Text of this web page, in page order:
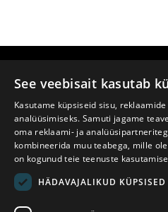
5555
See veebisait kasutab
Kasutame küpsiseid sisu,
analüüsimiseks. Samuti jagame
oma reklaami- ja
kombineerida muu teabega, mille
on kogunud teie teenuste
HÄDAVAJALIKUD KÜPSISED